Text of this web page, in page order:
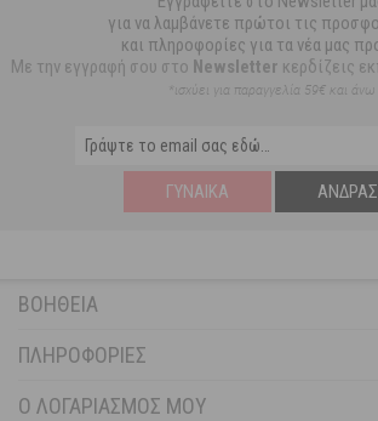
για να λαμβάνετε πρώτοι τις
και πληροφορίες για τα νέα μας
Με την εγγραφή σου στο Newsletter κερδίζεις
*ισχύει για παραγγελία 59€ και άνω
ΓΥΝΑΊΚΑ ΆΝΔΡΑΣ
ΒΟΉΘΕΙΑ
ΠΛΗΡΟΦΟΡΊΕΣ
Ο ΛΟΓΑΡΙΑΣΜΌΣ ΜΟΥ